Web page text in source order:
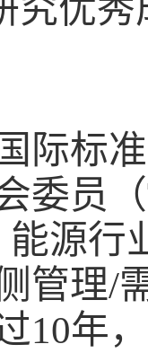
究优
国际标
委员（
能源行
管理/
10年